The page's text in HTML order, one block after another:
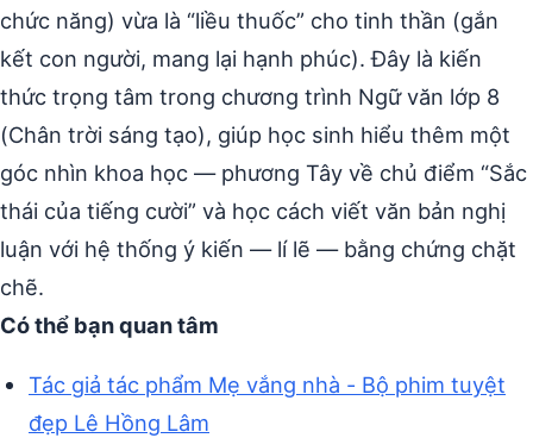
chức năng) vừa là “liều thuốc” cho tinh thần (gắn
kết con người, mang lại hạnh phúc). Đây là kiến
thức trọng tâm trong chương trình Ngữ văn lớp 8
(Chân trời sáng tạo), giúp học sinh hiểu thêm một
góc nhìn khoa học — phương Tây về chủ điểm “Sắc
thái của tiếng cười” và học cách viết văn bản nghị
luận với hệ thống ý kiến — lí lẽ — bằng chứng chặt
chẽ.
Có thể bạn quan tâm
Tác giả tác phẩm Mẹ vắng nhà - Bộ phim tuyệt
đẹp Lê Hồng Lâm